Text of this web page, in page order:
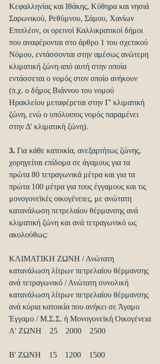
Κεφαλληνίας και Ιθάκης, Κύθηρα και νησιά
Σαρωνικού, Ρεθύμνου, Σάμου, Χανίων
Επιπλέον, οι ορεινοί Καλλικρατικοί δήμοι
που αναφέρονται στο άρθρο 1 του σχετικού
Νόμου, εντάσσονται στην αμέσως ανώτερη
κλιματική ζώνη από αυτή στην οποία
εντάσσεται ο νομός στον οποίο ανήκουν
(π.χ. ο δήμος Βιάννου του νομού
Ηρακλείου μεταφέρεται στην Γ' κλιματική
ζώνη, ενώ ο υπόλοιπος νομός παραμένει
στην Δ' κλιματική ζώνη).
3. Για κάθε κατοικία, ανεξαρτήτως ζώνης,
χορηγείται επίδομα σε άγαμους για τα
πρώτα 80 τετραγωνικά μέτρα και για τα
πρώτα 100 μέτρα για τους έγγαμους και τις
μονογονεϊκές οικογένειες, με ανώτατη
κατανάλωση πετρελαίου θέρμανσης ανά
κλιματική ζώνη και ανά τετραγωνικό ως
ακολούθως:
ΚΛΙΜΑΤΙΚΗ ΖΩΝΗ / Ανώτατη
κατανάλωση λίτρων πετρελαίου θέρμανσης
ανά τετραγωνικό / Ανώτατη συνολική
κατανάλωση λίτρων πετρελαίου θέρμανσης
ανά κύρια κατοικία που ανήκει σε Άγαμο
Έγγαμο / Μ.Σ.Σ. ή Μονογονεϊκή Οικογένεια
Α' ΖΩΝΗ    25    2000    2500
Β' ΖΩΝΗ    15    1200    1500